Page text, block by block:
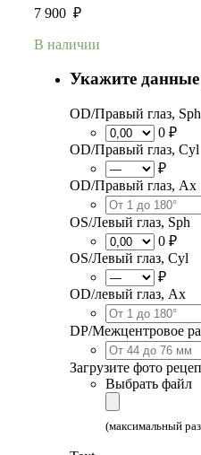
7 900 ₽
В наличии
Укажите данные
OD/Правый глаз, Sph
0 ₽
OD/Правый глаз, Cyl
₽
OD/Правый глаз, Ax
OS/Левый глаз, Sph
0 ₽
OS/Левый глаз, Cyl
₽
OD/левый глаз, Ax
DP/Межцентровое
Загрузите фото
Выбрать файл
(максимальный